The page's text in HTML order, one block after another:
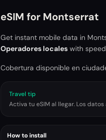
eSIM for Montserrat
Get instant mobile data in
Operadores locales with
Cobertura disponible en
Travel tip
Activa tu eSIM al llegar. Los
How to install